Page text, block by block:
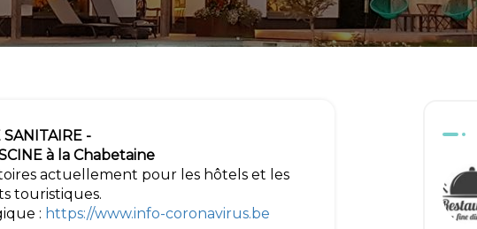
-
à la Chabetaine
actuellement pour les hôtels et les
touristiques.
: https://www.info-coronavirus.be